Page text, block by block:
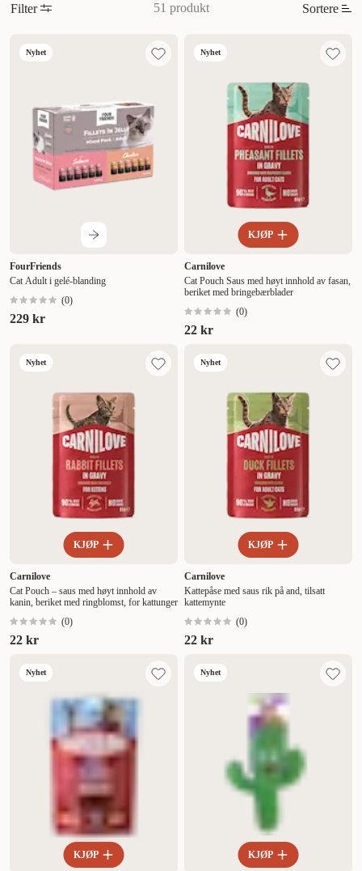
Filter 51 produkt Sortere
Lavest pris
Tilbud
Nyhet
FourFriends
Cat Adult i gelé-blanding
(0)
229 kr
Nyhet
KJØP
Carnilove
Cat Pouch Saus med høyt innhold av fasan,
beriket med bringebærblader
(0)
22 kr
Nyhet
KJØP
Carnilove
Cat Pouch – saus med høyt innhold av
kanin, beriket med ringblomst, for kattunger
(0)
22 kr
Nyhet
KJØP
Carnilove
Kattepåse med saus rik på and, tilsatt
kattemynte
(0)
22 kr
Nyhet
KJØP
Nyhet
KJØP